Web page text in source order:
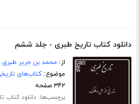
دانلود کتاب تاریخ طبری - جلد ششم
از: محمد بن جریر طبری
موضوع:کتاب‌های
۳۴۲ صفحه
برچسب‌ها:دانلود کتاب